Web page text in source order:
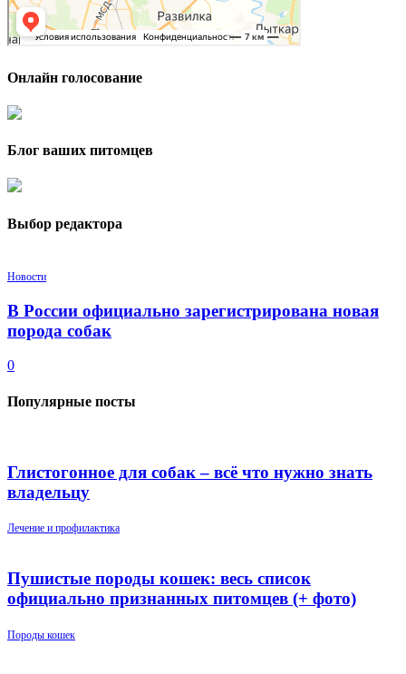
Онлайн голосование
Блог ваших питомцев
Выбор редактора
Новости
В России официально зарегистрирована новая
порода собак
0
Популярные посты
Глистогонное для собак – всё что нужно знать
владельцу
Лечение и профилактика
Пушистые породы кошек: весь список
официально признанных питомцев (+ фото)
Породы кошек